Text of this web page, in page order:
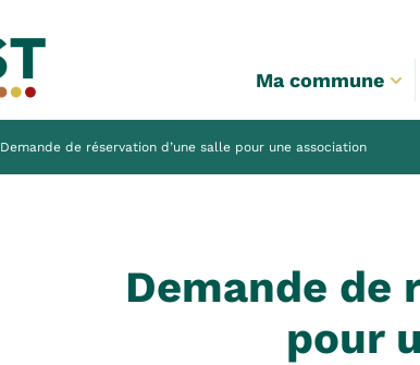
Ma commune
Demande de réservation d’une salle pour une association
Demande de
pour